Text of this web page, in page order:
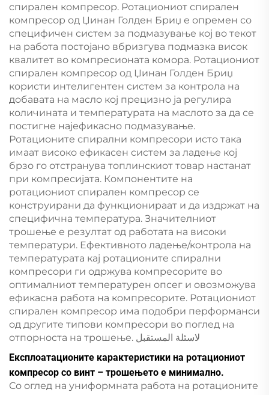
спирален компресор. Ротациониот спирален
компресор од Џинан Голден Бриџ е опремен со
специфичен систем за подмазување кој во текот
на работа постојано вбризгува подмазка висок
квалитет во компресионата комора. Ротациониот
спирален компресор од Џинан Голден Бриџ
користи интелигентен систем за контрола на
добавата на масло кој прецизно ја регулира
количината и температурата на маслото за да се
постигне најефикасно подмазување.
Ротационите спирални компресори исто така
имаат високо ефикасен систем за ладење кој
брзо го отстранува топлинскиот товар настанат
при компресијата. Компонентите на
ротациониот спирален компресор се
конструирани да функционираат и да издржат на
специфична температура. Значителниот
трошење е резултат од работата на високи
температури. Ефективното ладење/контрола на
температурата кај ротационите спирални
компресори ги одржува компресорите во
оптималниот температурен опсег и овозможува
ефикасна работа на компресорите. Ротациониот
спирален компресор има подобри перформанси
од другите типови компресори во поглед на
отпорноста на трошење. لاسئلة المستقبل
Експлоатационите карактеристики на ротациониот
компресор со винт – трошењето е минимално.
Со оглед на униформната работа на ротационите